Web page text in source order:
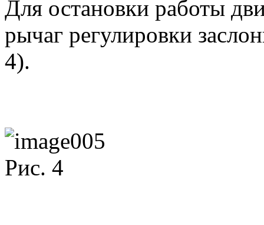
Для остановки работы
рычаг регулировки
4).
Рис. 4